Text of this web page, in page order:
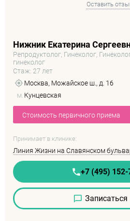
Оставить
Нижник Екатерина
Репродуктолог, Гинеколог,
гинеколог
Стаж: 27 лет
Москва, Можайское ш., д. 16
м. Кунцевская
Стоимость первичного приема
Принимает в клинике:
Линия Жизни на Славянском
+7 (495) 152-
Записаться